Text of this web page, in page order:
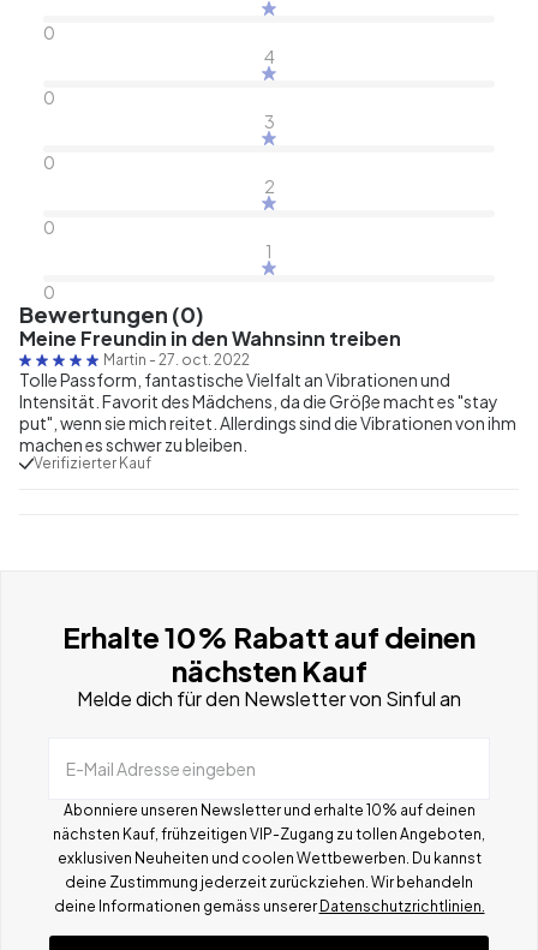
0
4
0
3
0
2
0
1
0
Bewertungen (0)
Meine Freundin in den Wahnsinn treiben
Martin - 27. oct. 2022
Tolle Passform, fantastische Vielfalt an Vibrationen und
Intensität. Favorit des Mädchens, da die Größe macht es "stay
put", wenn sie mich reitet. Allerdings sind die Vibrationen von ihm
machen es schwer zu bleiben.
Verifizierter Kauf
Erhalte 10% Rabatt auf deinen
nächsten Kauf
Melde dich für den Newsletter von Sinful an
E-Mail Adresse eingeben
Abonniere unseren Newsletter und erhalte 10% auf deinen
nächsten Kauf, frühzeitigen VIP-Zugang zu tollen Angeboten,
exklusiven Neuheiten und coolen Wettbewerben. Du kannst
deine Zustimmung jederzeit zurückziehen. Wir behandeln
deine Informationen gemäss unserer Datenschutzrichtlinien.